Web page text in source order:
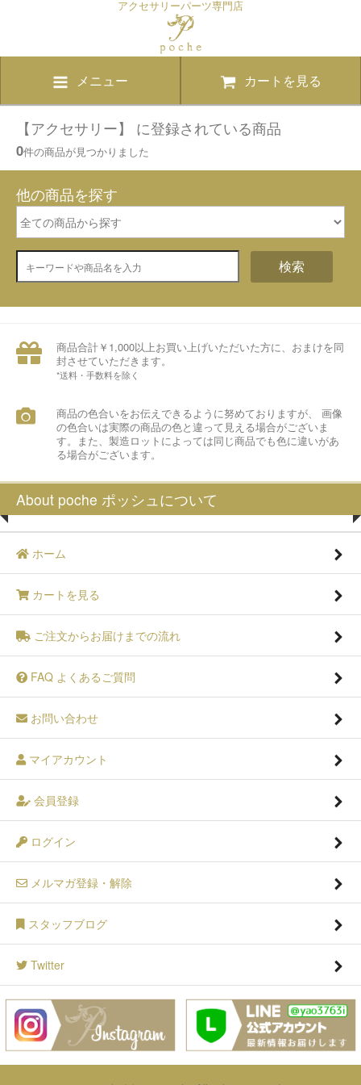
アクセサリーパーツ専門店
メニュー カートを見る
【アクセサリー】 に登録されている商品
0件の商品が見つかりました
他の商品を探す
検索
商品合計￥1,000以上お買い上げいただいた方に、おまけを同
封させていただきます。
*送料・手数料を除く
商品の色合いをお伝えできるように努めておりますが、 画像
の色合いは実際の商品の色と違って見える場合がございま
す。また、製造ロットによっては同じ商品でも色に違いがあ
る場合がございます。
About poche ポッシュについて
ホーム
カートを見る
ご注文からお届けまでの流れ
FAQ よくあるご質問
お問い合わせ
マイアカウント
会員登録
ログイン
メルマガ登録・解除
スタッフブログ
Twitter